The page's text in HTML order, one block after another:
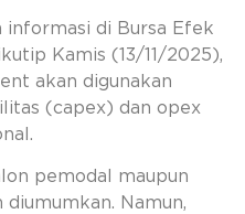
informasi di Bursa Efek
Kamis (13/11/2025),
akan digunakan
(capex) dan opex
pemodal maupun
diumumkan. Namun,